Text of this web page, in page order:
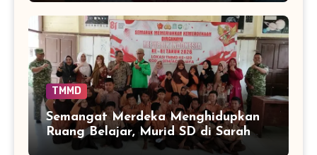
TMMD
Semangat Merdeka Menghidupkan
Ruang Belajar, Murid SD di Sarah
Raya Adu Cepat Tepat dalam